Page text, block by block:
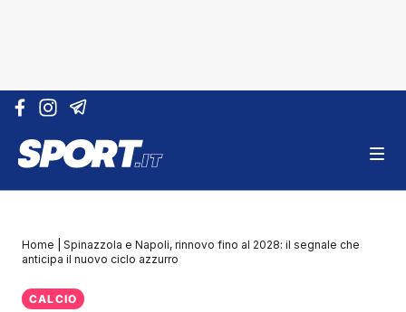
Vai al contenuto
Home
Spinazzola e Napoli, rinnovo fino al 2028: il segnale che
anticipa il nuovo ciclo azzurro
CALCIO